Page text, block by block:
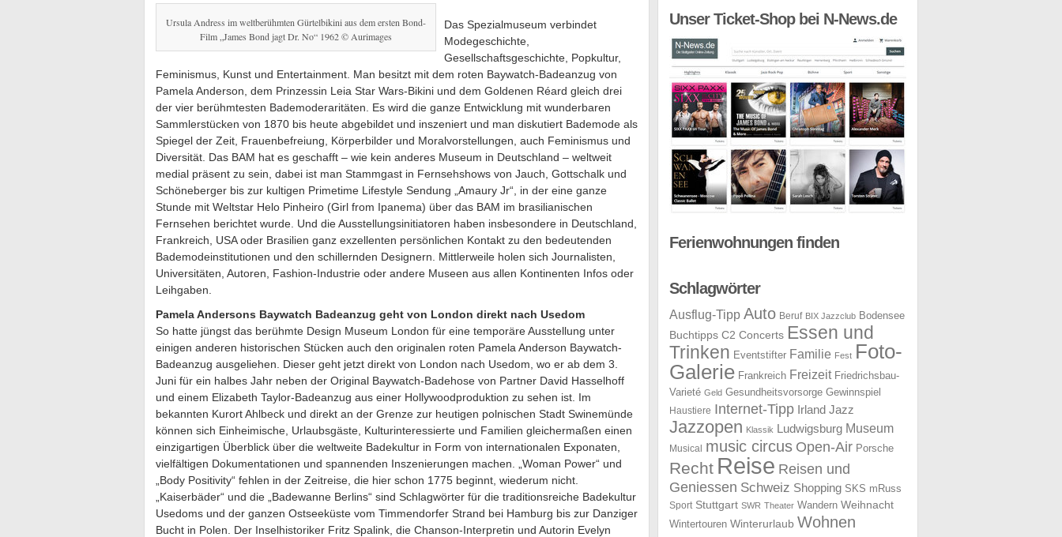
Ursula Andress im weltberühmten Gürtelbikini aus dem ersten Bond-
Film „James Bond jagt Dr. No“ 1962 © Aurimages
Das Spezialmuseum verbindet
Modegeschichte,
Gesellschaftsgeschichte, Popkultur,
Feminismus, Kunst und Entertainment. Man besitzt mit dem roten Baywatch-Badeanzug von
Pamela Anderson, dem Prinzessin Leia Star Wars-Bikini und dem Goldenen Réard gleich drei
der vier berühmtesten Bademoderaritäten. Es wird die ganze Entwicklung mit wunderbaren
Sammlerstücken von 1870 bis heute abgebildet und inszeniert und man diskutiert Bademode als
Spiegel der Zeit, Frauenbefreiung, Körperbilder und Moralvorstellungen, auch Feminismus und
Diversität. Das BAM hat es geschafft – wie kein anderes Museum in Deutschland – weltweit
medial präsent zu sein, dabei ist man Stammgast in Fernsehshows von Jauch, Gottschalk und
Schöneberger bis zur kultigen Primetime Lifestyle Sendung „Amaury Jr“, in der eine ganze
Stunde mit Weltstar Helo Pinheiro (Girl from Ipanema) über das BAM im brasilianischen
Fernsehen berichtet wurde. Und die Ausstellungsinitiatoren haben insbesondere in Deutschland,
Frankreich, USA oder Brasilien ganz exzellenten persönlichen Kontakt zu den bedeutenden
Bademodeinstitutionen und den schillernden Designern. Mittlerweile holen sich Journalisten,
Universitäten, Autoren, Fashion-Industrie oder andere Museen aus allen Kontinenten Infos oder
Leihgaben.
Pamela Andersons Baywatch Badeanzug geht von London direkt nach Usedom
So hatte jüngst das berühmte Design Museum London für eine temporäre Ausstellung unter
einigen anderen historischen Stücken auch den originalen roten Pamela Anderson Baywatch-
Badeanzug ausgeliehen. Dieser geht jetzt direkt von London nach Usedom, wo er ab dem 3.
Juni für ein halbes Jahr neben der Original Baywatch-Badehose von Partner David Hasselhoff
und einem Elizabeth Taylor-Badeanzug aus einer Hollywoodproduktion zu sehen ist. Im
bekannten Kurort Ahlbeck und direkt an der Grenze zur heutigen polnischen Stadt Swinemünde
können sich Einheimische, Urlaubsgäste, Kulturinteressierte und Familien gleichermaßen einen
einzigartigen Überblick über die weltweite Badekultur in Form von internationalen Exponaten,
vielfältigen Dokumentationen und spannenden Inszenierungen machen. „Woman Power“ und
„Body Positivity“ fehlen in der Zeitreise, die hier schon 1775 beginnt, wiederum nicht.
„Kaiserbäder“ und die „Badewanne Berlins“ sind Schlagwörter für die traditionsreiche Badekultur
Usedoms und der ganzen Ostseeküste vom Timmendorfer Strand bei Hamburg bis zur Danziger
Bucht in Polen. Der Inselhistoriker Fritz Spalink, die Chanson-Interpretin und Autorin Evelyn
Unser Ticket-Shop bei N-News.de
Ferienwohnungen finden
Schlagwörter
Ausflug-Tipp Auto Beruf BIX Jazzclub Bodensee
Buchtipps C2 Concerts Essen und
Trinken Eventstifter Familie Fest Foto-
Galerie Frankreich Freizeit Friedrichsbau-
Varieté Geld Gesundheitsvorsorge Gewinnspiel
Haustiere Internet-Tipp Irland Jazz
Jazzopen Klassik Ludwigsburg Museum
Musical music circus Open-Air Porsche
Recht Reise Reisen und
Geniessen Schweiz Shopping SKS mRuss
Sport Stuttgart SWR Theater Wandern Weihnacht
Wintertouren Winterurlaub Wohnen